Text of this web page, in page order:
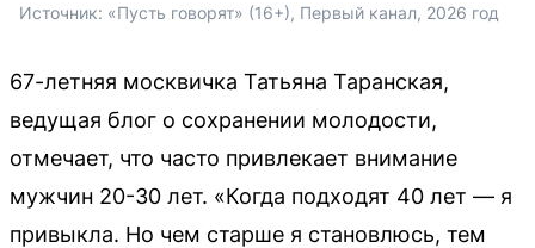
Источник: «Пусть говорят» (16+), Первый канал, 2026 год
67-летняя москвичка Татьяна Таранская,
ведущая блог о сохранении молодости,
отмечает, что часто привлекает внимание
мужчин 20-30 лет. «Когда подходят 40 лет — я
привыкла. Но чем старше я становлюсь, тем